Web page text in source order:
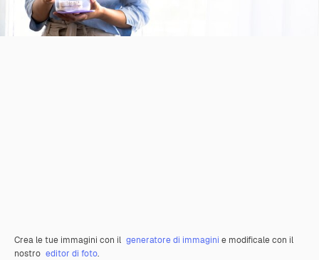
Crea le tue immagini con il generatore di immagini e modificale con il
nostro editor di foto.